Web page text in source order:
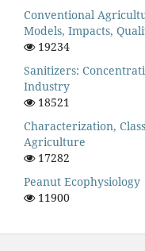
Conventional
Models, Impacts,
19234
Sanitizers:
Industry
18521
Characterization,
Agriculture
17282
Peanut Ecophysiology
11900